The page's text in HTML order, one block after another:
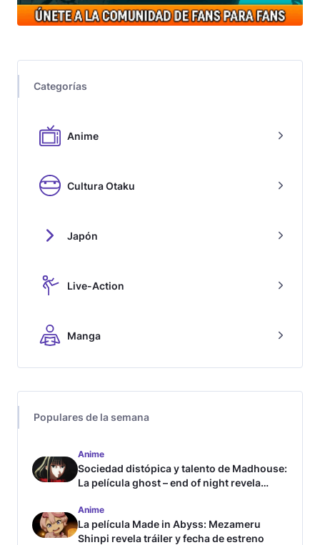
Categorías
Anime
Cultura Otaku
Japón
Live-Action
Manga
Populares de la semana
Anime
Sociedad distópica y talento de Madhouse:
La película ghost – end of night revela
Anime
La película Made in Abyss: Mezameru
Shinpi revela tráiler y fecha de estreno